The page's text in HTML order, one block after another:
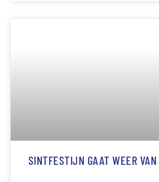
SINTFESTIJN GAAT WEER